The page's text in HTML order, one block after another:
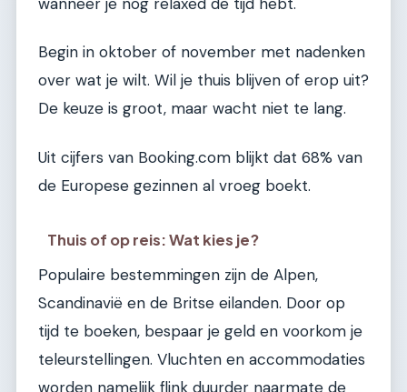
Begin in oktober of november met nadenken
over wat je wilt. Wil je thuis blijven of erop uit?
De keuze is groot, maar wacht niet te lang.
Uit cijfers van Booking.com blijkt dat 68% van
de Europese gezinnen al vroeg boekt.
Thuis of op reis: Wat kies je?
Populaire bestemmingen zijn de Alpen,
Scandinavië en de Britse eilanden. Door op
tijd te boeken, bespaar je geld en voorkom je
teleurstellingen. Vluchten en accommodaties
worden namelijk flink duurder naarmate de